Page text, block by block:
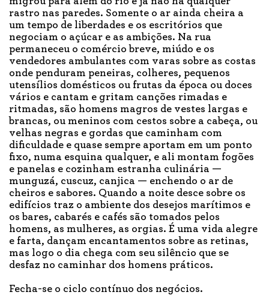
rastro nas paredes. Somente o ar ainda cheira a
um tempo de liberdades e os escritórios que
negociam o açúcar e as ambições. Na rua
permaneceu o comércio breve, miúdo e os
vendedores ambulantes com varas sobre as costas
onde penduram peneiras, colheres, pequenos
utensílios domésticos ou frutas da época ou doces
vários e cantam e gritam canções rimadas e
ritmadas, são homens magros de vestes largas e
brancas, ou meninos com cestos sobre a cabeça, ou
velhas negras e gordas que caminham com
dificuldade e quase sempre aportam em um ponto
fixo, numa esquina qualquer, e ali montam fogões
e panelas e cozinham estranha culinária —
munguzá, cuscuz, canjica — enchendo o ar de
cheiros e sabores. Quando a noite desce sobre os
edifícios traz o ambiente dos desejos marítimos e
os bares, cabarés e cafés são tomados pelos
homens, as mulheres, as orgias. É uma vida alegre
e farta, dançam encantamentos sobre as retinas,
mas logo o dia chega com seu silêncio que se
desfaz no caminhar dos homens práticos.
Fecha-se o ciclo contínuo dos negócios.